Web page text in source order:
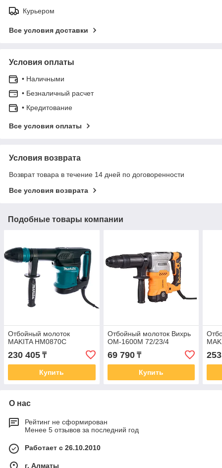
Курьером
Все условия доставки
Условия оплаты
• Наличными
• Безналичный расчет
• Кредитование
Все условия оплаты
Условия возврата
Возврат товара в течение 14 дней по договоренности
Все условия возврата
Подобные товары компании
Отбойный молоток
MAKITA HM0870C
230 405 ₸
Купить
Отбойный молоток Вихрь
ОМ-1600М 72/23/4
69 790₸
Купить
О нас
Рейтинг не сформирован
Менее 5 отзывов за последний год
Работает с 26.10.2010
г. Алматы